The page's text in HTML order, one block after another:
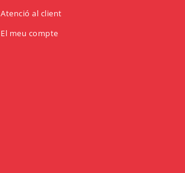
Atenció al client
El meu compte